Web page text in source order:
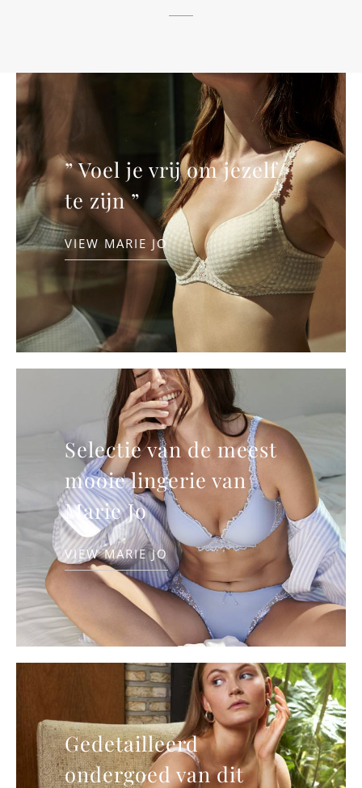
” Voel je vrij om jezelf
te zijn ”
VIEW MARIE JO
Selectie van de meest
mooie lingerie van
Marie Jo
VIEW MARIE JO
Gedetailleerd
ondergoed van dit